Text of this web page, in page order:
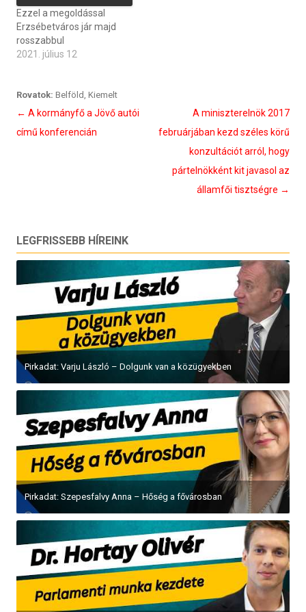
Ezzel a megoldással
Erzsébetváros jár majd
rosszabbul
2021. július 12
Rovatok: Belföld, Kiemelt
Bejegyzés
navigáció
← A kormányfő a Jövő autói
című konferencián
A miniszterelnök 2017
februárjában kezd széles körű
konzultációt arról, hogy
pártelnökként kit javasol az
államfői tisztségre →
LEGFRISSEBB HÍREINK
Pirkadat: Varju László – Dolgunk van a közügyekben
Pirkadat: Szepesfalvy Anna – Hőség a fővárosban